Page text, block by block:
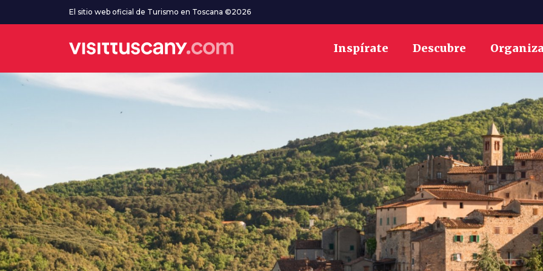
Ve al contenido principalEl sitio web oficial de Turismo en Toscana ©2026
Inspírate Descubre Organiza